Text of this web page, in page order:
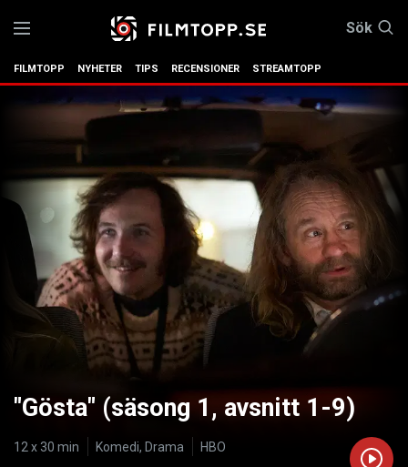
Sök
FILMTOPP NYHETER TIPS RECENSIONER STREAMTOPP
"Gösta" (säsong 1, avsnitt 1-9)
12 x 30 min Komedi, Drama HBO